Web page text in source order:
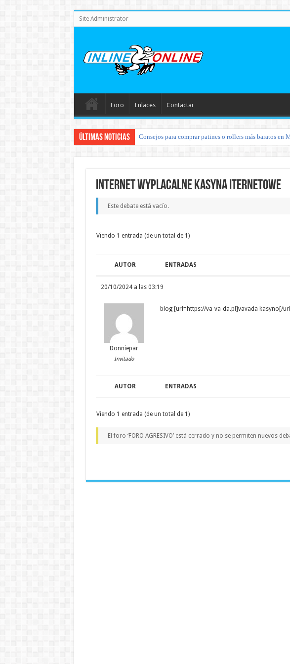
Site Administrator
Foro Enlaces Contactar
Últimas noticias Consejos para comprar patines o rollers más baratos
internet wyplacalne kasyna iternetowe
Este debate está vacío.
Viendo 1 entrada (de un total de 1)
AUTOR ENTRADAS
20/10/2024 a las 03:19
Donniepar
Invitado
blog [url=https://va-va-da.pl]vavada kasyno[/
AUTOR ENTRADAS
Viendo 1 entrada (de un total de 1)
El foro ‘FORO AGRESIVO’ está cerrado y no se permiten nuevos